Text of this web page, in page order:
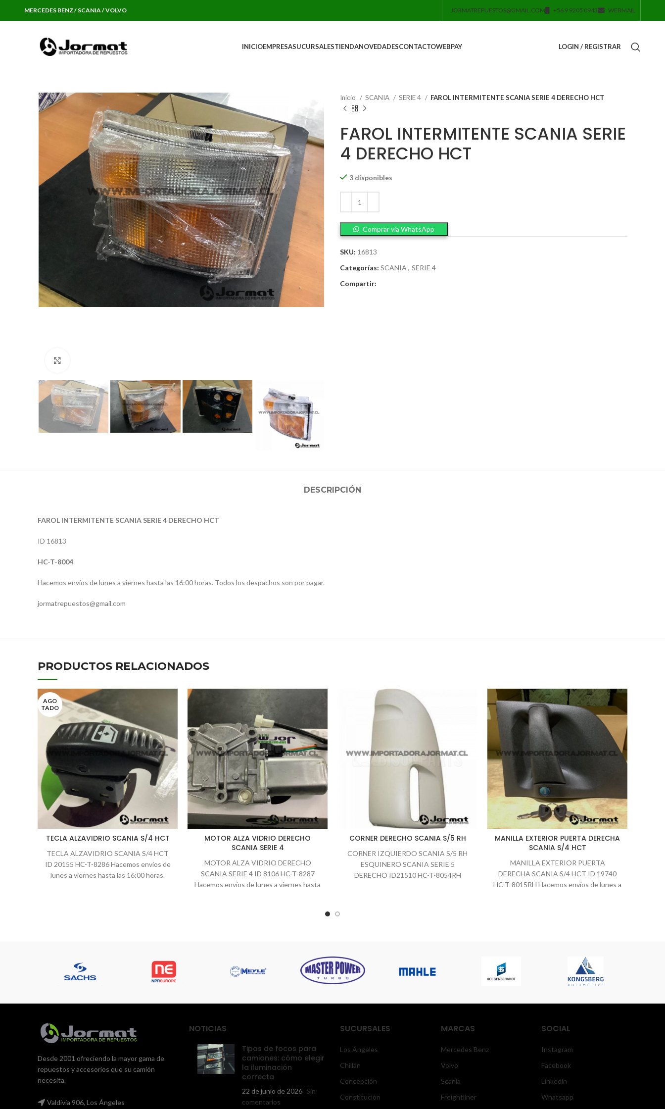
MERCEDES BENZ / SCANIA / VOLVO JORMATREPUESTOS@GMAIL.COM +56 9 9205 0943 WEBMAIL
INICIOEMPRESASUCURSALESTIENDANOVEDADESCONTACTOWEBPAY LOGIN / REGISTRAR
Inicio SCANIA SERIE 4 FAROL INTERMITENTE SCANIA SERIE 4 DERECHO HCT
FAROL INTERMITENTE SCANIA SERIE
4 DERECHO HCT
3 disponibles
Comprar via WhatsApp
SKU: 16813
Categorías: SCANIA, SERIE 4
Compartir:
DESCRIPCIÓN
FAROL INTERMITENTE SCANIA SERIE 4 DERECHO HCT
ID 16813
HC-T-8004
Hacemos envíos de lunes a viernes hasta las 16:00 horas. Todos los despachos son por pagar.
jormatrepuestos@gmail.com
PRODUCTOS RELACIONADOS
AGO
TADO
TECLA ALZAVIDRIO SCANIA S/4 HCT
TECLA ALZAVIDRIO SCANIA S/4 HCT
ID 20155 HC-T-8286 Hacemos envíos de
lunes a viernes hasta las 16:00 horas.
MOTOR ALZA VIDRIO DERECHO
SCANIA SERIE 4
MOTOR ALZA VIDRIO DERECHO
SCANIA SERIE 4 ID 8106 HC-T-8287
Hacemos envíos de lunes a viernes hasta
CORNER DERECHO SCANIA S/5 RH
CORNER IZQUIERDO SCANIA S/5 RH
ESQUINERO SCANIA SERIE 5
DERECHO ID21510 HC-T-8054RH
MANILLA EXTERIOR PUERTA DERECHA
SCANIA S/4 HCT
MANILLA EXTERIOR PUERTA
DERECHA SCANIA S/4 HCT ID 19740
HC-T-8015RH Hacemos envíos de lunes a
Desde 2001 ofreciendo la mayor gama de
repuestos y accesorios que su camión
necesita.
Valdivia 906, Los Ángeles
NOTICIAS
Tipos de focos para
camiones: cómo elegir
la iluminación
correcta
22 de junio de 2026 Sin
comentarios
SUCURSALES
Los Ángeles
Chillán
Concepción
Constitución
MARCAS
Mercedes Benz
Volvo
Scania
Freightliner
SOCIAL
Instagram
Facebook
Linkedin
Whatsapp